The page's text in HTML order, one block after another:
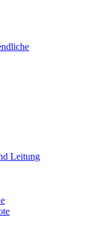
Leitung